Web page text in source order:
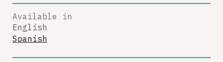
Available in
English
Spanish